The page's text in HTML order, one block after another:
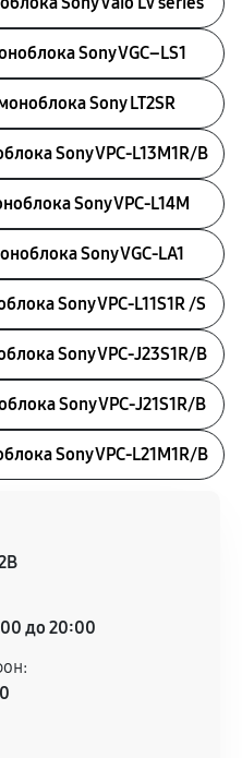
Sony VGC–LS1
Sony LT2SR
Sony VPC-L13M1R/B
Sony VPC-L14M
Sony VGC-LA1
Sony VPC-L11S1R /S
Sony VPC-J23S1R/B
Sony VPC-J21S1R/B
Sony VPC-L21M1R/B
до 20:00